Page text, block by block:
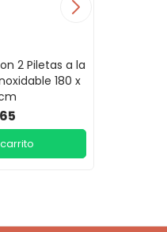
2 Piletas a la
180 x